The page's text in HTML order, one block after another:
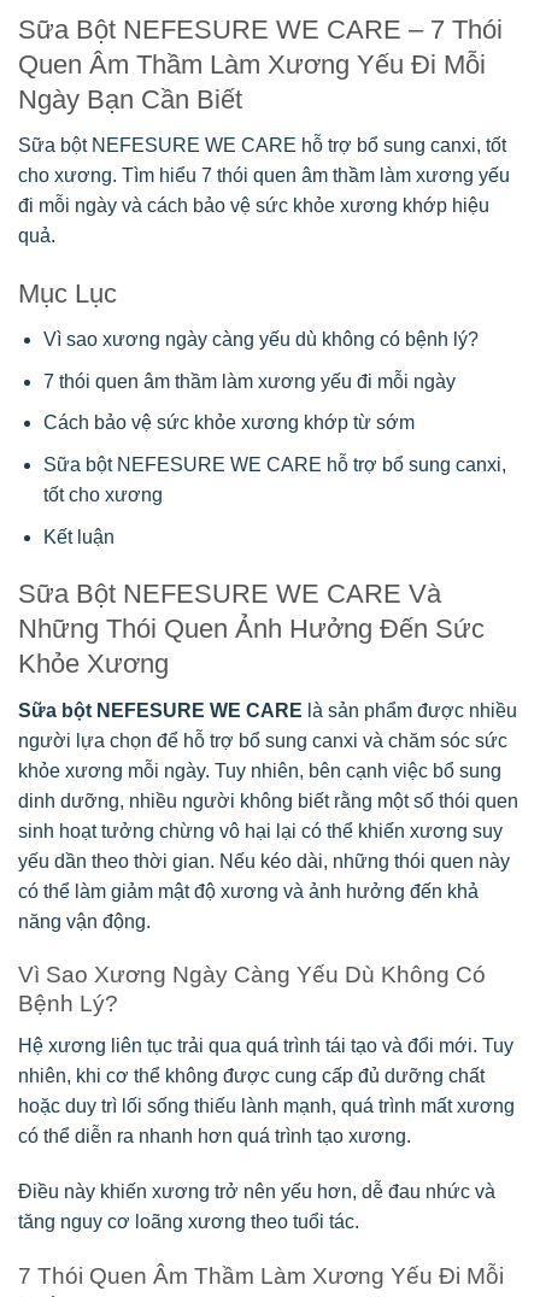
Sữa Bột NEFESURE WE CARE – 7 Thói
Quen Âm Thầm Làm Xương Yếu Đi Mỗi
Ngày Bạn Cần Biết
Sữa bột NEFESURE WE CARE hỗ trợ bổ sung canxi, tốt
cho xương. Tìm hiểu 7 thói quen âm thầm làm xương yếu
đi mỗi ngày và cách bảo vệ sức khỏe xương khớp hiệu
quả.
Mục Lục
Vì sao xương ngày càng yếu dù không có bệnh lý?
7 thói quen âm thầm làm xương yếu đi mỗi ngày
Cách bảo vệ sức khỏe xương khớp từ sớm
Sữa bột NEFESURE WE CARE hỗ trợ bổ sung canxi,
tốt cho xương
Kết luận
Sữa Bột NEFESURE WE CARE Và
Những Thói Quen Ảnh Hưởng Đến Sức
Khỏe Xương
Sữa bột NEFESURE WE CARE là sản phẩm được nhiều
người lựa chọn để hỗ trợ bổ sung canxi và chăm sóc sức
khỏe xương mỗi ngày. Tuy nhiên, bên cạnh việc bổ sung
dinh dưỡng, nhiều người không biết rằng một số thói quen
sinh hoạt tưởng chừng vô hại lại có thể khiến xương suy
yếu dần theo thời gian. Nếu kéo dài, những thói quen này
có thể làm giảm mật độ xương và ảnh hưởng đến khả
năng vận động.
Vì Sao Xương Ngày Càng Yếu Dù Không Có
Bệnh Lý?
Hệ xương liên tục trải qua quá trình tái tạo và đổi mới. Tuy
nhiên, khi cơ thể không được cung cấp đủ dưỡng chất
hoặc duy trì lối sống thiếu lành mạnh, quá trình mất xương
có thể diễn ra nhanh hơn quá trình tạo xương.
Điều này khiến xương trở nên yếu hơn, dễ đau nhức và
tăng nguy cơ loãng xương theo tuổi tác.
7 Thói Quen Âm Thầm Làm Xương Yếu Đi Mỗi